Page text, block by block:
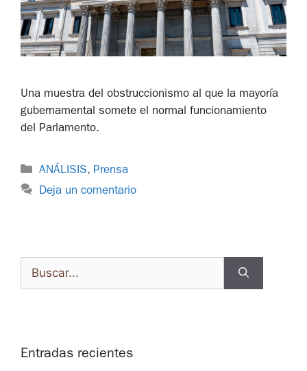
Una muestra del obstruccionismo al que la mayoría
gubernamental somete el normal funcionamiento
del Parlamento.
ANÁLISIS, Prensa
Deja un comentario
Entradas recientes